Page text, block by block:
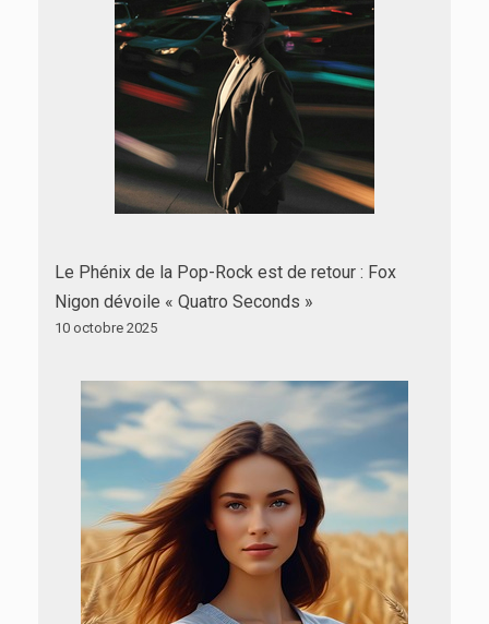
Le Phénix de la Pop-Rock est de retour : Fox
Nigon dévoile « Quatro Seconds »
10 octobre 2025